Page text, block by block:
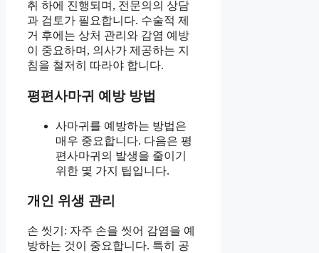
취 하에 진행되며, 전문의의 상담
과 검토가 필요합니다. 수술적 제
거 후에는 상처 관리와 감염 예방
이 중요하며, 의사가 제공하는 지
침을 철저히 따라야 합니다.
평편사마귀 예방 방법
사마귀를 예방하는 방법은
매우 중요합니다. 다음은 평
편사마귀의 발생을 줄이기
위한 몇 가지 팁입니다.
개인 위생 관리
손 씻기: 자주 손을 씻어 감염을 예
방하는 것이 중요합니다. 특히 공